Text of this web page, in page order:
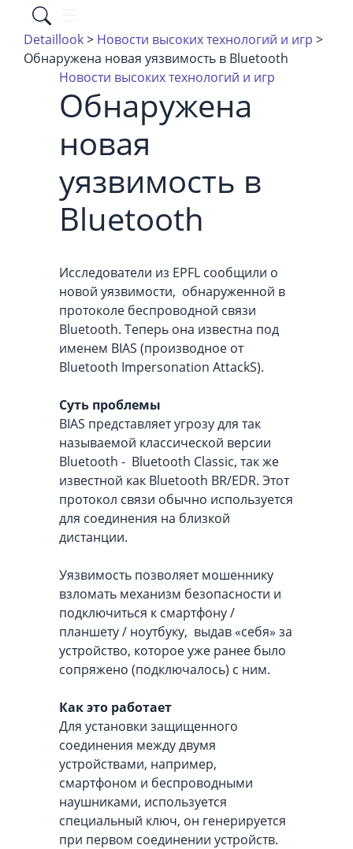
Detaillook> Новости высоких технологий и игр >
Обнаружена новая уязвимость в Bluetooth
Новости высоких технологий и игр
Обнаружена
новая
уязвимость в
Bluetooth
Исследователи из EPFL сообщили о
новой уязвимости, обнаруженной в
протоколе беспроводной связи
Bluetooth. Теперь она известна под
именем BIAS (производное от
Bluetooth Impersonation AttackS).
Суть проблемы
BIAS представляет угрозу для так
называемой классической версии
Bluetooth - Bluetooth Classic, так же
известной как Bluetooth BR/EDR. Этот
протокол связи обычно используется
для соединения на близкой
дистанции.
Уязвимость позволяет мошеннику
взломать механизм безопасности и
подключиться к смартфону /
планшету / ноутбуку, выдав «себя» за
устройство, которое уже ранее было
сопряжено (подключалось) с ним.
Как это работает
Для установки защищенного
соединения между двумя
устройствами, например,
смартфоном и беспроводными
наушниками, используется
специальный ключ, он генерируется
при первом соединении устройств.